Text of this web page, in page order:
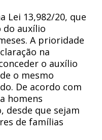
Lei 13,982/20, que
auxílio
A prioridade
na
o auxílio
o mesmo
De acordo com
homens
desde que sejam
de famílias